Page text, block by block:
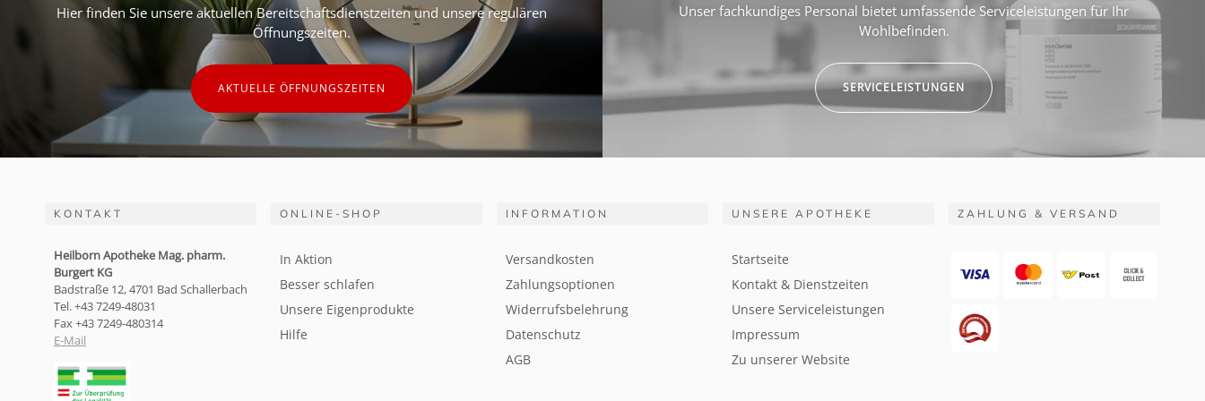
Hier finden Sie unsere aktuellen Bereitschaftsdienstzeiten und unsere regulären
Öffnungszeiten.
AKTUELLE ÖFFNUNGSZEITEN
Unser fachkundiges Personal bietet umfassende Serviceleistungen für Ihr
Wohlbefinden.
SERVICELEISTUNGEN
KONTAKT
Heilborn Apotheke Mag. pharm.
Burgert KG
Badstraße 12, 4701 Bad Schallerbach
Tel. +43 7249-48031
Fax +43 7249-480314
E-Mail
ONLINE-SHOP
In Aktion
Besser schlafen
Unsere Eigenprodukte
Hilfe
INFORMATION
Versandkosten
Zahlungsoptionen
Widerrufsbelehrung
Datenschutz
AGB
UNSERE APOTHEKE
Startseite
Kontakt & Dienstzeiten
Unsere Serviceleistungen
Impressum
Zu unserer Website
ZAHLUNG & VERSAND